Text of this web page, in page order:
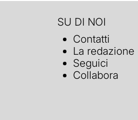
SU DI NOI
Contatti
La redazione
Seguici
Collabora